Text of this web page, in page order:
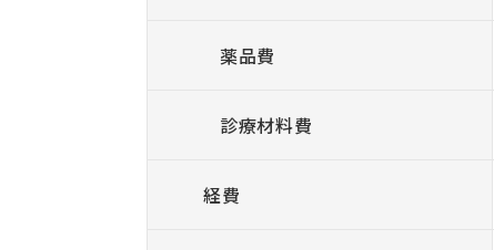
薬品費
診療材料費
経費